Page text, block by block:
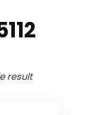
result